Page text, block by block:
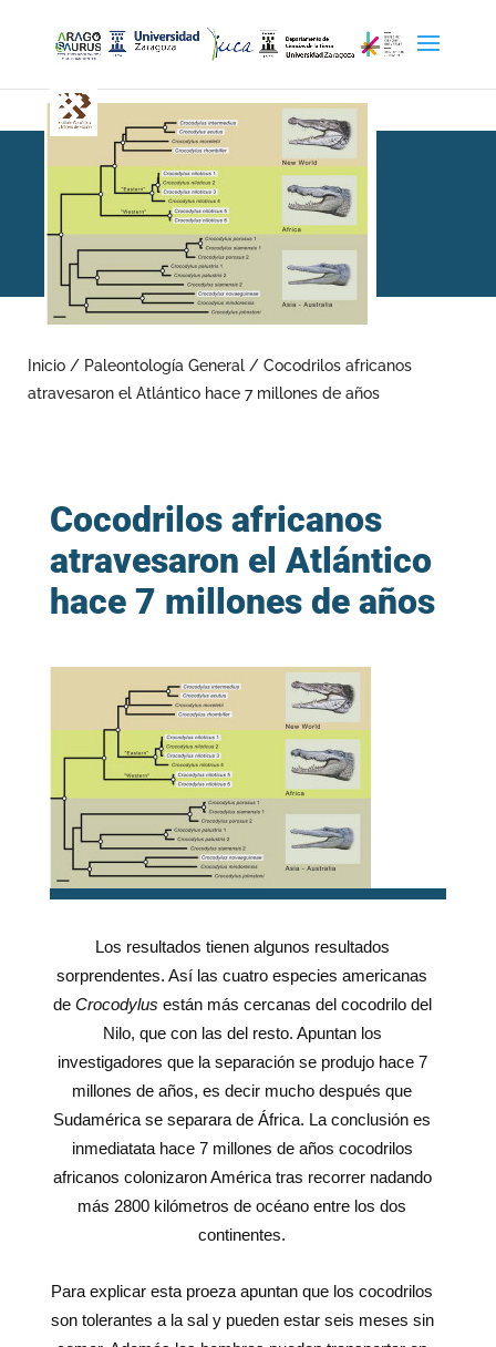
atravesaron el Atlántico
hace 7 millones de años
Inicio / Paleontología General / Cocodrilos africanos
atravesaron el Atlántico hace 7 millones de años
Cocodrilos africanos
atravesaron el Atlántico
hace 7 millones de años
Los resultados tienen algunos resultados
sorprendentes. Así las cuatro especies americanas
de Crocodylus están más cercanas del cocodrilo del
Nilo, que con las del resto. Apuntan los
investigadores que la separación se produjo hace 7
millones de años, es decir mucho después que
Sudamérica se separara de África. La conclusión es
inmediatata hace 7 millones de años cocodrilos
africanos colonizaron América tras recorrer nadando
más 2800 kilómetros de océano entre los dos
continentes.
Para explicar esta proeza apuntan que los cocodrilos
son tolerantes a la sal y pueden estar seis meses sin